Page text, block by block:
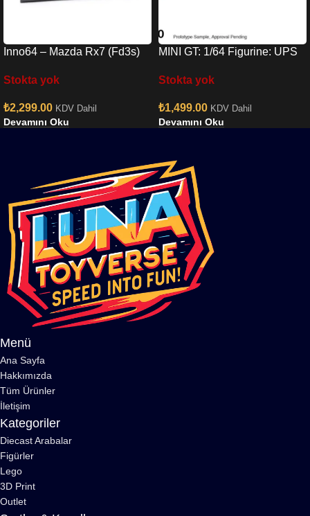
Inno64 – Mazda Rx7 (Fd3s)
lbwk-rx7-01
Stokta yok
₺2,299.00 KDV Dahil
Devamını Oku
MINI GT: 1/64 Figurine: UPS
Stokta yok
₺1,499.00 KDV Dahil
Devamını Oku
Menü
Ana Sayfa
Hakkımızda
Tüm Ürünler
İletişim
Kategoriler
Diecast Arabalar
Figürler
Lego
3D Print
Outlet